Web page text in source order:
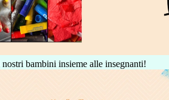
bambini insieme alle insegnanti!